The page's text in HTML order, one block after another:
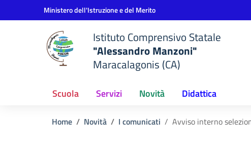
Vai ai contenuti
Vai al menu di navigazioneMinistero dell'Istruzione e del Merito
Istituto Comprensivo Statale
"Alessandro Manzoni"
Maracalagonis (CA)
Scuola Servizi Novità Didattica
Home Novità I comunicati Avviso interno